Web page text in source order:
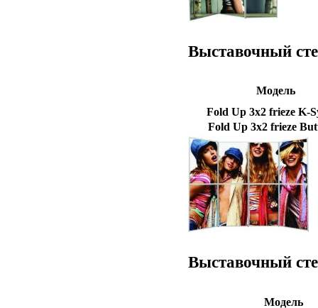
Выставочный
Модель
Fold Up 3x2 frieze K-
Fold Up 3x2 frieze
Выставочный
Модель